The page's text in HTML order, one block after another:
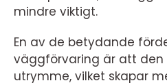
mindre viktigt.
En av de betydande
väggförvaring är att
utrymme, vilket skapar